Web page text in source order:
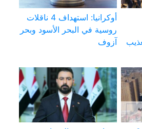
أوكرانيا: استهداف 4 ناقلات
روسية في البحر الأسود وبحر
آزوف